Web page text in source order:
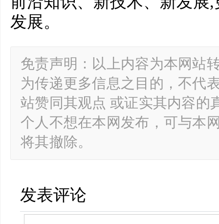
发展。
免责声明：以上内容为本网站
为传递更多信息之目的，不代
站赞同其观点 或证实其内容的
个人不想在本网发布，可与本
将其撤除。
发表评论